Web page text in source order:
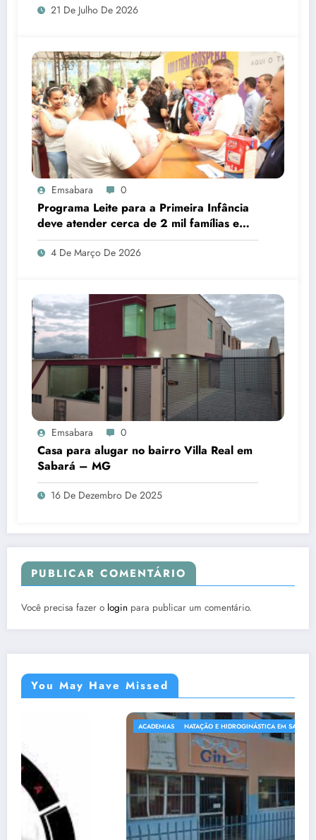
21 De Julho De 2026
Emsabara 0
Programa Leite para a Primeira Infância
deve atender cerca de 2 mil famílias em
Sabará
4 De Março De 2026
Emsabara 0
Casa para alugar no bairro Villa Real em
Sabará – MG
16 De Dezembro De 2025
PUBLICAR COMENTÁRIO
Você precisa fazer o login para publicar um comentário.
You May Have Missed
ACADEMIAS LOJAS